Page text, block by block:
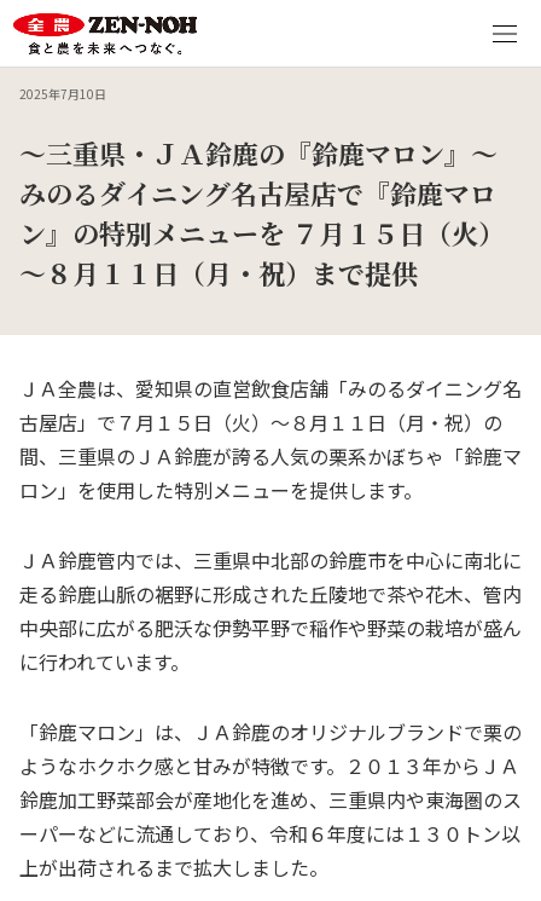
2025年7月10日
～三重県・ＪＡ鈴鹿の『鈴鹿マロン』～
みのるダイニング名古屋店で『鈴鹿マロ
ン』の特別メニューを ７月１５日（火）
～８月１１日（月・祝）まで提供
ＪＡ全農は、愛知県の直営飲食店舗「みのるダイニング名
古屋店」で７月１５日（火）～８月１１日（月・祝）の
間、三重県のＪＡ鈴鹿が誇る人気の栗系かぼちゃ「鈴鹿マ
ロン」を使用した特別メニューを提供します。
ＪＡ鈴鹿管内では、三重県中北部の鈴鹿市を中心に南北に
走る鈴鹿山脈の裾野に形成された丘陵地で茶や花木、管内
中央部に広がる肥沃な伊勢平野で稲作や野菜の栽培が盛ん
に行われています。
「鈴鹿マロン」は、ＪＡ鈴鹿のオリジナルブランドで栗の
ようなホクホク感と甘みが特徴です。２０１３年からＪＡ
鈴鹿加工野菜部会が産地化を進め、三重県内や東海圏のス
ーパーなどに流通しており、令和６年度には１３０トン以
上が出荷されるまで拡大しました。